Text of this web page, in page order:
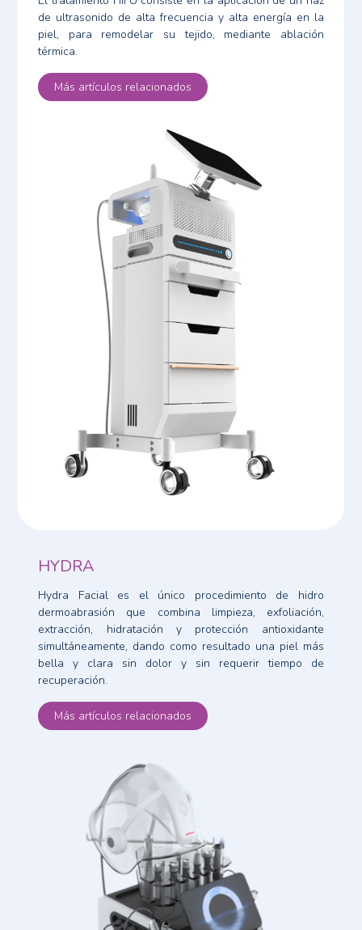
de ultrasonido de alta frecuencia y alta energía en la
piel, para remodelar su tejido, mediante ablación
térmica.
Más artículos relacionados
HYDRA
Hydra Facial es el único procedimiento de hidro
dermoabrasión que combina limpieza, exfoliación,
extracción, hidratación y protección antioxidante
simultáneamente, dando como resultado una piel más
bella y clara sin dolor y sin requerir tiempo de
recuperación.
Más artículos relacionados